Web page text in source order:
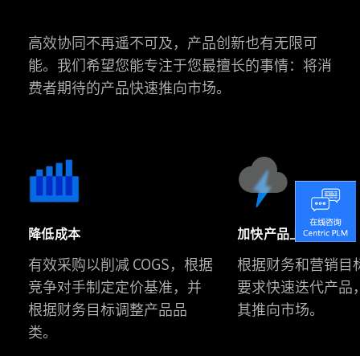
高效协同不再遥不可及，产品创新也有无限可
能。我们希望您能专注于您最擅长的事情：将消
费者期待的产品快速推向市场。
降低成本
有效采购以削减 COGS，根据
竞争对手制定定价基准，并
根据财务目标调整产品品
类。
加快产品上市时间
根据财务和营销目
要求快速迭代产品
其推向市场。
Urban
Revivo
凯
奇
中
携
手
Centric